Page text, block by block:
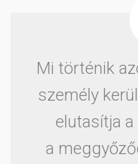
Mi történik
személy
elutasítja
a